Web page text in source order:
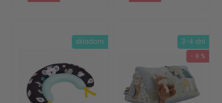
skladom 3-4 dni
- 8 %